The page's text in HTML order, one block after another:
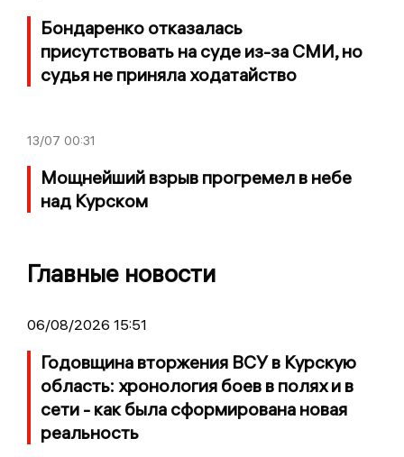
Бондаренко отказалась
присутствовать на суде из-за СМИ, но
судья не приняла ходатайство
13/07 00:31
Мощнейший взрыв прогремел в небе
над Курском
Главные новости
06/08/2026 15:51
Годовщина вторжения ВСУ в Курскую
область: хронология боев в полях и в
сети - как была сформирована новая
реальность